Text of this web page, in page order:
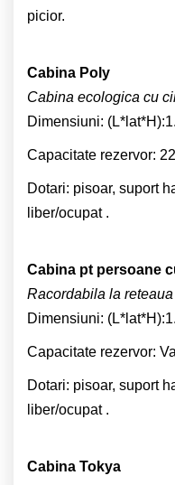
picior.
Cabina Poly
Cabina ecologica cu
Dimensiuni:
Capacitate rezervor:
Dotari: pisoar, suport
liber/ocupat .
Cabina pt persoane
Racordabila la
Dimensiuni:
Capacitate rezervor:
Dotari: pisoar, suport
liber/ocupat .
Cabina Tokya